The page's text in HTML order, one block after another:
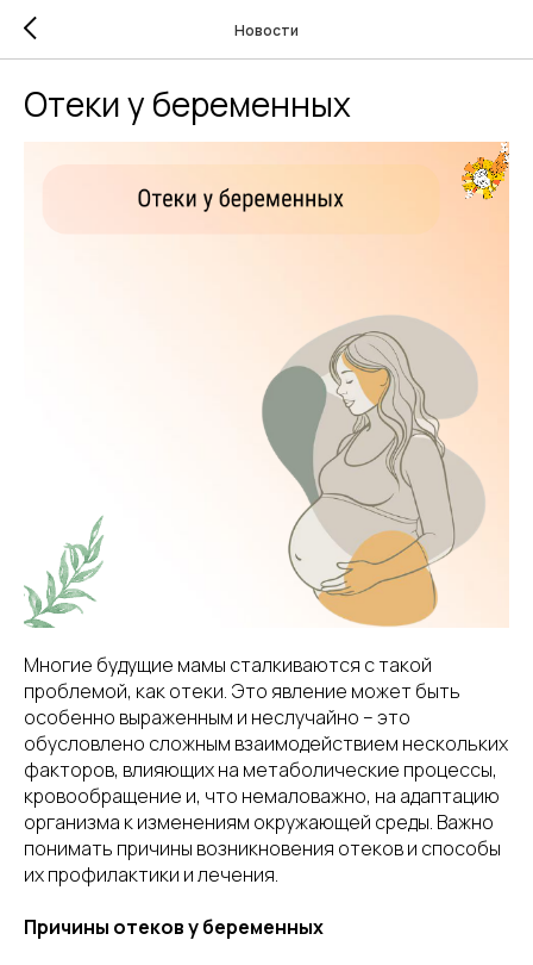
Новости
Отеки у беременных
Многие будущие мамы сталкиваются с такой
проблемой, как отеки. Это явление может быть
особенно выраженным и неслучайно – это
обусловлено сложным взаимодействием нескольких
факторов, влияющих на метаболические процессы,
кровообращение и, что немаловажно, на адаптацию
организма к изменениям окружающей среды. Важно
понимать причины возникновения отеков и способы
их профилактики и лечения.
Причины отеков у беременных